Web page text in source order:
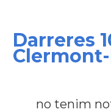
CAMON
Darreres
no tenim